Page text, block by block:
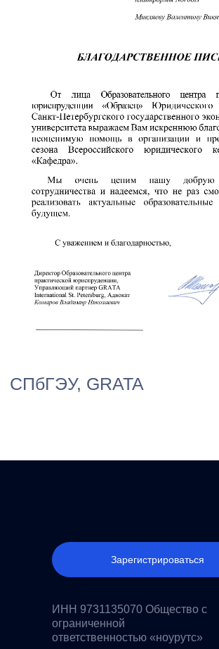
Зарегистрироваться
ИНН 9731135070 Общество с
ограниченной
ответственностью «ноурутс»